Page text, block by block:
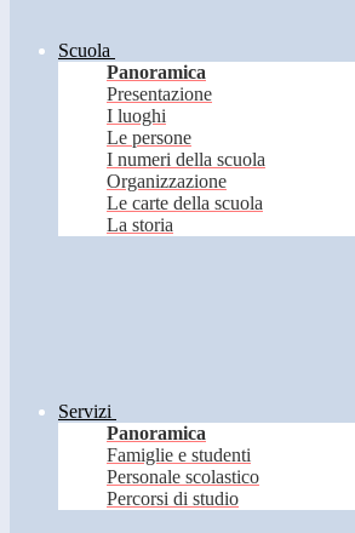
Scuola
Panoramica
Presentazione
I luoghi
Le persone
I numeri della scuola
Organizzazione
Le carte della scuola
La storia
Servizi
Panoramica
Famiglie e studenti
Personale scolastico
Percorsi di studio